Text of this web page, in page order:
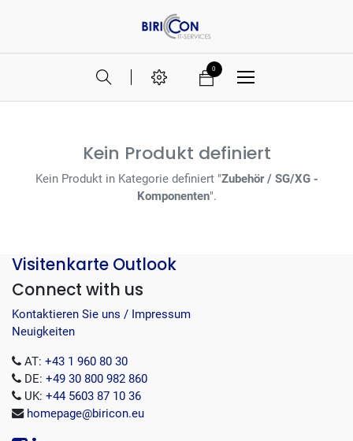
0
Kein Produkt definiert
Kein Produkt in Kategorie definiert "Zubehör / SG/XG -
Komponenten".
Visitenkarte Outlook
Connect with us
Kontaktieren Sie uns / Impressum
Neuigkeiten
AT: +43 1 960 80 30
DE: +49 30 800 982 860
UK: +44 5603 87 10 36
homepage@biricon.eu